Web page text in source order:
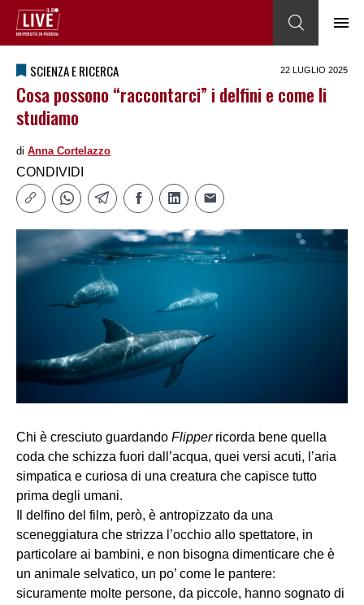
SCIENZA E RICERCA 22 LUGLIO 2025
Cosa possono “raccontarci” i delfini e come li
studiamo
di Anna Cortelazzo
CONDIVIDI
Chi è cresciuto guardando Flipperricorda bene quella
coda che schizza fuori dall’acqua, quei versi acuti, l’aria
simpatica e curiosa di una creatura che capisce tutto
prima degli umani.
Il delfino del film, però, è antropizzato da una
sceneggiatura che strizza l’occhio allo spettatore, in
particolare ai bambini, e non bisogna dimenticare che è
un animale selvatico, un po’ come le pantere:
sicuramente molte persone, da piccole, hanno sognato di